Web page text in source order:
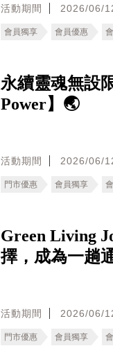
活動期間 2026/06/
會員獨享 會員優惠
永續靈魂無設
Power】🌏
活動期間 2026/06/
門市優惠 會員獨享
Green Living
擇，成為一趟
活動期間 2026/06/
門市優惠 會員獨享